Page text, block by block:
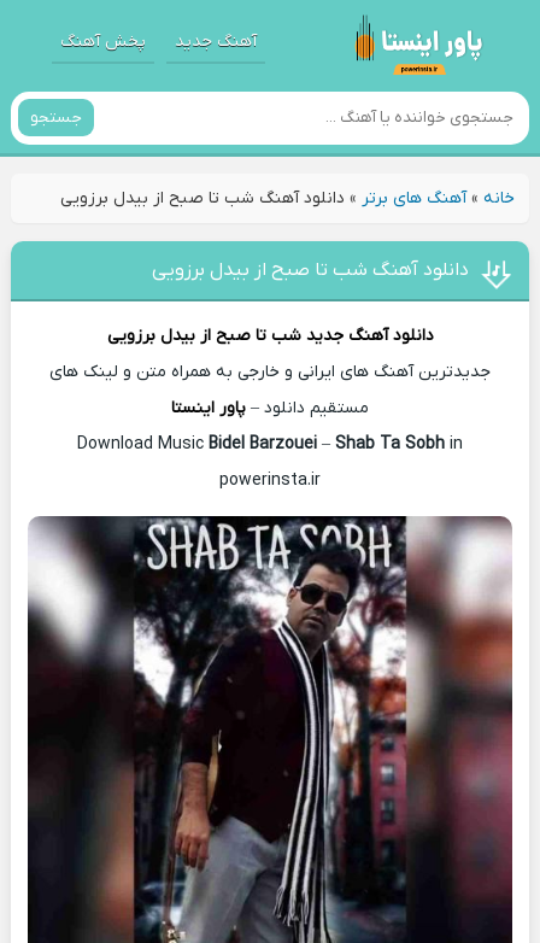
آهنگ جدید پخش آهنگ
جستجو
خانه»آهنگ های برتر » دانلود آهنگ شب تا صبح از بیدل برزویی
دانلود آهنگ شب تا صبح از بیدل برزویی
دانلود آهنگ جدید شب تا صبح ازبیدل برزویی
جدیدترین آهنگ های ایرانی و خارجی به همراه متن و لینک های
مستقیم دانلود – پاور اینستا
Bidel Barzouei– Shab Ta Sobh in
powerinsta.ir